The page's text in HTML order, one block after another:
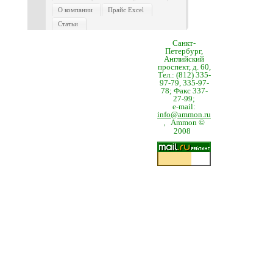
О компании
Прайс Excel
Статьи
Санкт-
Петербург,
Английский
проспект, д. 60,
Тел.: (812) 335-
97-79, 335-97-
78; Факс 337-
27-99;
e-mail:
info@ammon.ru
Ammon ©
2008